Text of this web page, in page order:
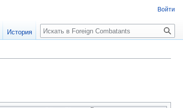
Войти
История